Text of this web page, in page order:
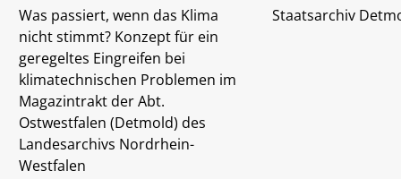
Was passiert, wenn das Klima
nicht stimmt? Konzept für ein
geregeltes Eingreifen bei
klimatechnischen Problemen im
Magazintrakt der Abt.
Ostwestfalen (Detmold) des
Landesarchivs Nordrhein-
Westfalen
Staatsarchiv